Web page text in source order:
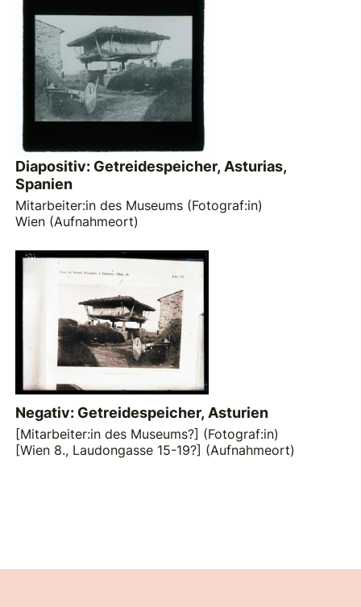
Diapositiv: Getreidespeicher, Asturias,
Spanien
Mitarbeiter:in des Museums (Fotograf:in)
Wien (Aufnahmeort)
Negativ: Getreidespeicher, Asturien
[Mitarbeiter:in des Museums?] (Fotograf:in)
[Wien 8., Laudongasse 15-19?] (Aufnahmeort)